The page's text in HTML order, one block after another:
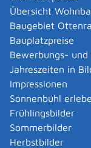
Übersicht
Baugebiet
Bauplatzpreise
Bewerbungs-
Jahreszeiten in
Impressionen
Sonnenbühl
Frühlingsbilder
Sommerbilder
Herbstbilder
Tipp:Wenn Sie
Sie sich an
meistens in der
Erforderliche
gültiger
bei
gültiger